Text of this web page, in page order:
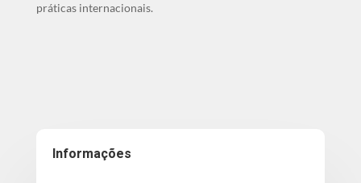
práticas internacionais.
Informações